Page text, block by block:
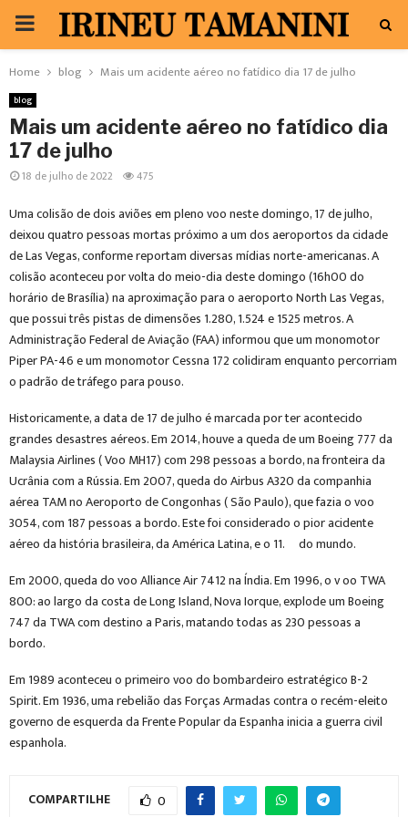
PRIMARY
MENU
Home blog Mais um acidente aéreo no fatídico dia 17 de julho
blog
Mais um acidente aéreo no fatídico dia
17 de julho
18 de julho de 2022 475
Uma colisão de dois aviões em pleno voo neste domingo, 17 de julho,
deixou quatro pessoas mortas próximo a um dos aeroportos da cidade
de Las Vegas, conforme reportam diversas mídias norte-americanas. A
colisão aconteceu por volta do meio-dia deste domingo (16h00 do
horário de Brasília) na aproximação para o aeroporto North Las Vegas,
que possui três pistas de dimensões 1.280, 1.524 e 1525 metros. A
Administração Federal de Aviação (FAA) informou que um monomotor
Piper PA-46 e um monomotor Cessna 172 colidiram enquanto percorriam
o padrão de tráfego para pouso.
Historicamente, a data de 17 de julho é marcada por ter acontecido
grandes desastres aéreos. Em 2014, houve a queda de um Boeing 777 da
Malaysia Airlines ( Voo MH17) com 298 pessoas a bordo, na fronteira da
Ucrânia com a Rússia. Em 2007, queda do Airbus A320 da companhia
aérea TAM no Aeroporto de Congonhas ( São Paulo), que fazia o voo
3054, com 187 pessoas a bordo. Este foi considerado o pior acidente
aéreo da história brasileira, da América Latina, e o 11.º do mundo.
Em 2000, queda do voo Alliance Air 7412 na Índia. Em 1996, o v oo TWA
800: ao largo da costa de Long Island, Nova Iorque, explode um Boeing
747 da TWA com destino a Paris, matando todas as 230 pessoas a
bordo.
Em 1989 aconteceu o primeiro voo do bombardeiro estratégico B-2
Spirit. Em 1936, uma rebelião das Forças Armadas contra o recém-eleito
governo de esquerda da Frente Popular da Espanha inicia a guerra civil
espanhola.
COMPARTILHE 0